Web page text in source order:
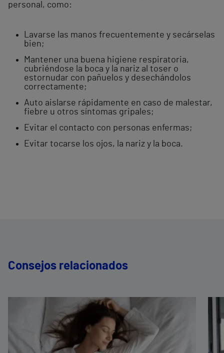
personal, como:
Lavarse las manos frecuentemente y secárselas
bien;
Mantener una buena higiene respiratoria,
cubriéndose la boca y la nariz al toser o
estornudar con pañuelos y desechándolos
correctamente;
Auto aislarse rápidamente en caso de malestar,
fiebre u otros síntomas gripales;
Evitar el contacto con personas enfermas;
Evitar tocarse los ojos, la nariz y la boca.
Consejos relacionados